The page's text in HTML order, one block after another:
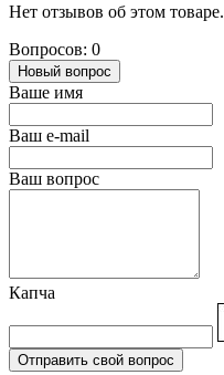
Нет отзывов об этом товаре.
Вопросов: 0
Новый вопрос
Ваше имя
Ваш e-mail
Ваш вопрос
Капча
Отправить свой вопрос